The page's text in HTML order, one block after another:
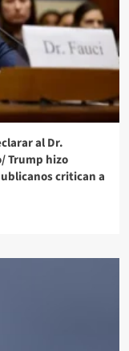
al Dr.
Trump hizo
critican a